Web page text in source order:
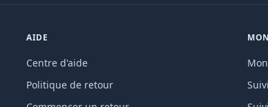
AIDE
Centre d'aide
Politique de retour